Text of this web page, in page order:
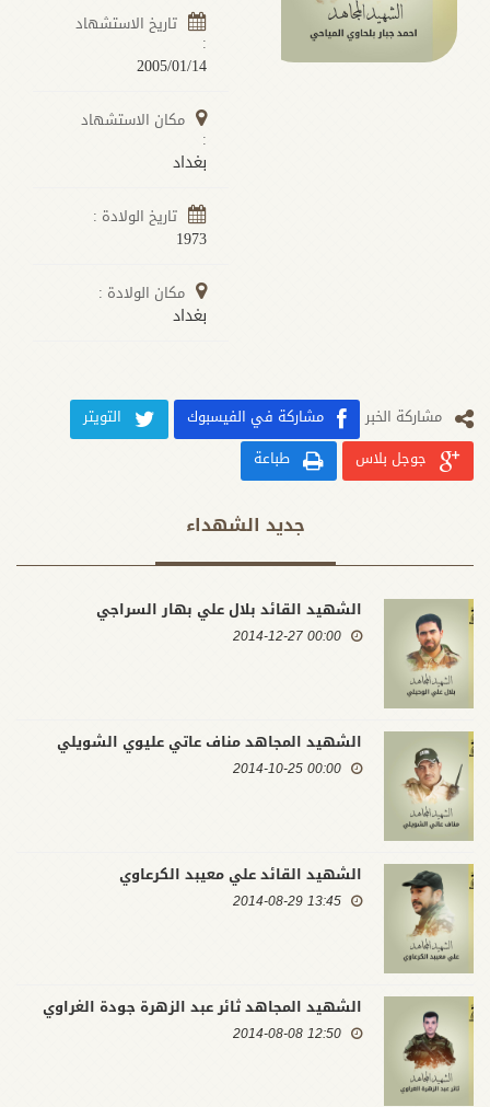
تاريخ الاستشهاد
:
2005/01/14
مكان الاستشهاد
:
بغداد
تاريخ الولادة :
1973
مكان الولادة :
بغداد
مشارکة الخبر مشاركة في الفيسبوك
التويتر
جوجل بلاس
طباعة
جدید الشهداء
الشهيد القائد بلال علي بهار السراجي
00:00 2014-12-27
الشهيد المجاهد مناف عاتي عليوي الشويلي
00:00 2014-10-25
الشهيد القائد علي معيبد الكرعاوي
13:45 2014-08-29
الشهيد المجاهد ثائر عبد الزهرة جودة الغراوي
12:50 2014-08-08